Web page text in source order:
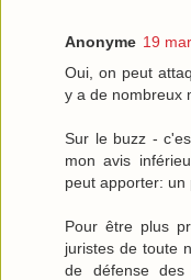
Anonyme 19
Oui, on peut
y a de nombreux
Sur le buzz -
mon avis
peut apporter: un
Pour être plus
juristes de toute
de défense des